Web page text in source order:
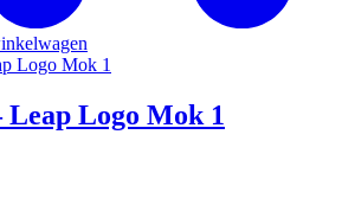
Leap Logo Mok 1